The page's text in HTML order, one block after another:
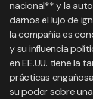
nacional** y la
darnos el lujo de
la compañía es
y su influencia
en EE.UU. tiene la
prácticas
su poder sobre